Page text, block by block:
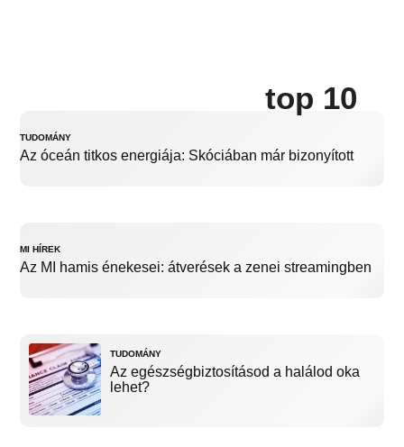
top 10
TUDOMÁNY
Az óceán titkos energiája: Skóciában már bizonyított
MI HÍREK
Az MI hamis énekesei: átverések a zenei streamingben
TUDOMÁNY
Az egészségbiztosításod a halálod oka
lehet?